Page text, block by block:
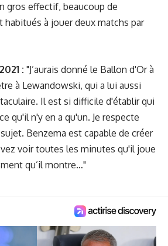
gros effectif, beaucoup de
à jouer deux matchs par
: "J’aurais donné le Ballon d'Or à
à Lewandowski, qui a lui aussi
Il est si difficile d'établir qui
qu'il n'y en a qu'un. Je respecte
Benzema est capable de créer
voir toutes les minutes qu'il joue
qu’il montre…"